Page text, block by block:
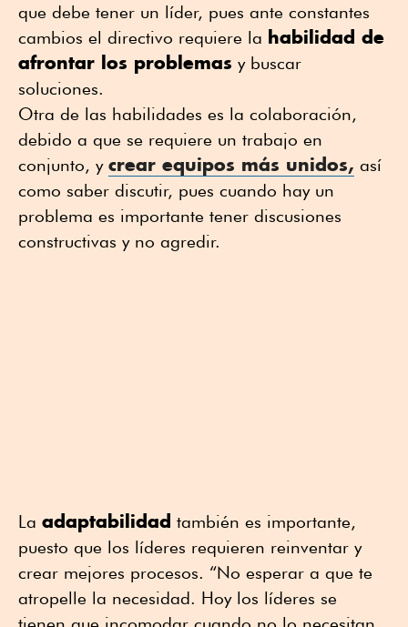
que debe tener un líder, pues ante constantes
cambios el directivo requiere la habilidad de
afrontar los problemas y buscar
soluciones.
Otra de las habilidades es la colaboración,
debido a que se requiere un trabajo en
conjunto, y crear equipos más unidos, así
como saber discutir, pues cuando hay un
problema es importante tener discusiones
constructivas y no agredir.
La adaptabilidad también es importante,
puesto que los líderes requieren reinventar y
crear mejores procesos. “No esperar a que te
atropelle la necesidad. Hoy los líderes se